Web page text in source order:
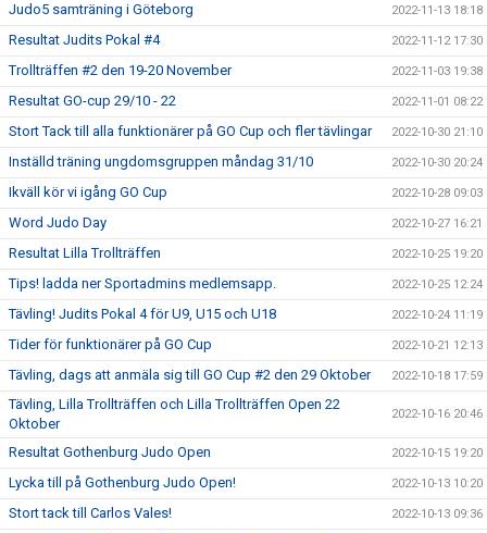
Judo5 samträning i Göteborg 2022-11-13 18:18
Resultat Judits Pokal #4 2022-11-12 17:30
Trollträffen #2 den 19-20 November 2022-11-03 19:38
Resultat GO-cup 29/10 - 22 2022-11-01 08:22
Stort Tack till alla funktionärer på GO Cup och fler tävlingar 2022-10-30 21:10
Inställd träning ungdomsgruppen måndag 31/10 2022-10-30 20:24
Ikväll kör vi igång GO Cup 2022-10-28 09:03
Word Judo Day 2022-10-27 16:21
Resultat Lilla Trollträffen 2022-10-25 19:20
Tips! ladda ner Sportadmins medlemsapp. 2022-10-25 12:24
Tävling! Judits Pokal 4 för U9, U15 och U18 2022-10-24 11:19
Tider för funktionärer på GO Cup 2022-10-21 12:13
Tävling, dags att anmäla sig till GO Cup #2 den 29 Oktober 2022-10-18 17:59
Tävling, Lilla Trollträffen och Lilla Trollträffen Open 22
Oktober
2022-10-16 20:46
Resultat Gothenburg Judo Open 2022-10-15 19:20
Lycka till på Gothenburg Judo Open! 2022-10-13 10:20
Stort tack till Carlos Vales! 2022-10-13 09:36